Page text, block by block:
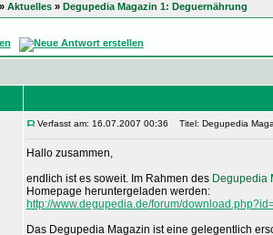
» Aktuelles » Degupedia Magazin 1: Deguernährung
Verfasst am: 16.07.2007 00:36 Titel: Degupedia
Hallo zusammen,
endlich ist es soweit. Im Rahmen des Degupedia
Homepage heruntergeladen werden:
http://www.degupedia.de/forum/
Das Degupedia Magazin ist eine gelegentlich